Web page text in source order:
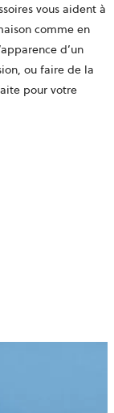
vous aident à
comme en
d’un
ou faire de la
pour votre